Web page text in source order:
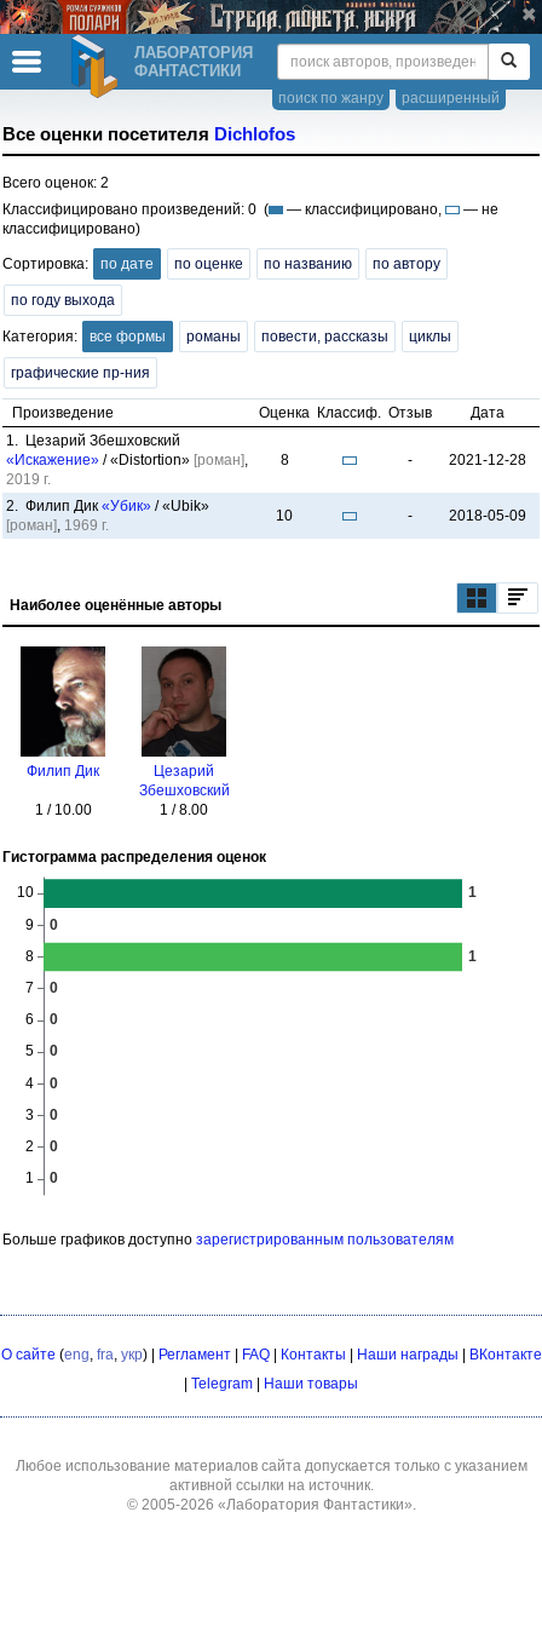
ЛАБОРАТОРИЯ
ФАНТАСТИКИ
расширенный
поиск по жанру
Все оценки посетителя Dichlofos
Всего оценок: 2
Классифицировано произведений: 0 (
— классифицировано,
— не
классифицировано)
Сортировка: по дате по оценке по названию по автору
по году выхода
Категория: все формы романы повести, рассказы циклы
графические пр-ния
Произведение Оценка Классиф. Отзыв
Дата
1. Цезарий Збешховский
«Искажение» / «Distortion» [роман],
2019 г.
8 - 2021-12-28
2. Филип Дик «Убик» / «Ubik»
[роман], 1969 г.
10 - 2018-05-09
Наиболее оценённые авторы
Филип Дик
1 / 10.00
Цезарий
Збешховский
1 / 8.00
Гистограмма распределения оценок
Больше графиков доступно зарегистрированным пользователям
О сайте (eng, fra, укр) | Регламент| FAQ| Контакты Наши награды
ВКонтакте
Telegram Наши товары
Любое использование материалов сайта допускается только с указанием
активной ссылки на источник.
© 2005-2026 «Лаборатория Фантастики».